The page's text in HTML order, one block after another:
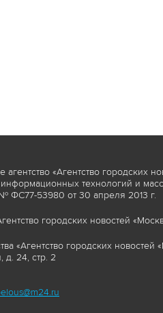
«Агентство городских
технологий и
ФС77-53980 от 30 апреля 2013 г.
городских новостей
«Агентство городских
д. 24, стр. 2